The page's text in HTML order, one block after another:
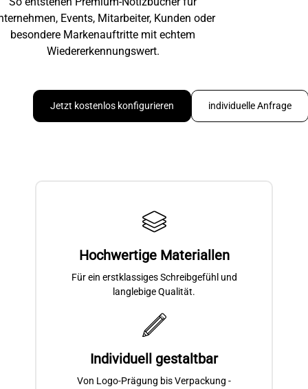
Events, Mitarbeiter, Kunden oder
besondere Markenauftritte mit echtem
Wiedererkennungswert.
Jetzt kostenlos konfigurieren individuelle Anfrage
Hochwertige Materiallen
Für ein erstklassiges Schreibgefühl und
langlebige Qualität.
Individuell gestaltbar
Von Logo-Prägung bis Verpackung -